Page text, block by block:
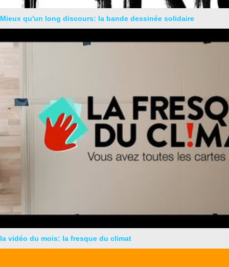
Mieux qu'un long discours: la bande dessinée solidaire
la vidéo du mois: la fresque du climat